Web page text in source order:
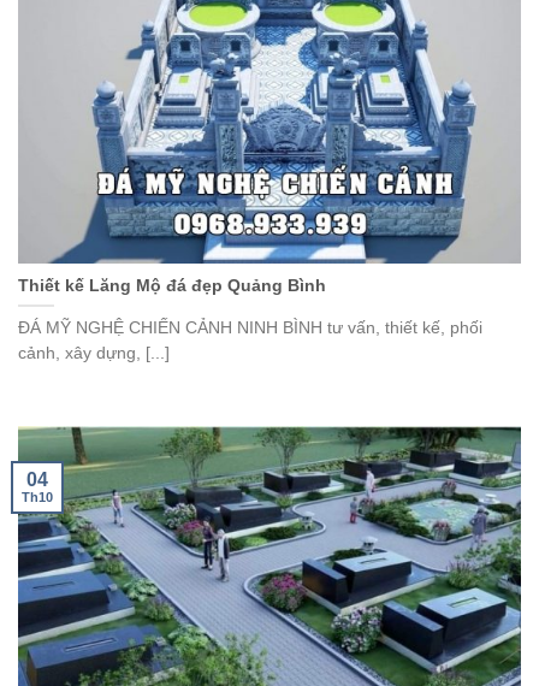
Thiết kế Lăng Mộ đá đẹp Quảng Bình
ĐÁ MỸ NGHỆ CHIẾN CẢNH NINH BÌNH tư vấn, thiết kế, phối
cảnh, xây dựng, [...]
04
Th10